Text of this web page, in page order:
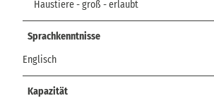
Haustiere - groß - erlaubt
Sprachkenntnisse
Englisch
Kapazität